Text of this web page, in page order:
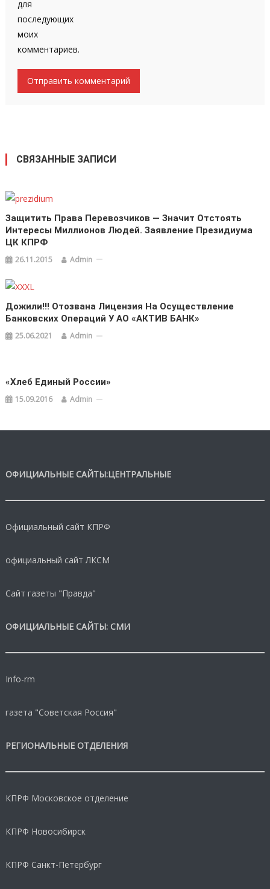
для
последующих
моих
комментариев.
СВЯЗАННЫЕ ЗАПИСИ
Защитить Права Перевозчиков — Значит Отстоять
Интересы Миллионов Людей. Заявление Президиума
ЦК КПРФ
26.11.2015 Admin
Дожили!!! Отозвана Лицензия На Осуществление
Банковских Операций У АО «АКТИВ БАНК»
25.06.2021 Admin
«Хлеб Единый России»
15.09.2016 Admin
ОФИЦИАЛЬНЫЕ САЙТЫ:ЦЕНТРАЛЬНЫЕ
Официальный сайт КПРФ
официальный сайт ЛКСМ
Сайт газеты "Правда"
ОФИЦИАЛЬНЫЕ САЙТЫ: СМИ
Info-rm
газета "Советская Россия"
РЕГИОНАЛЬНЫЕ ОТДЕЛЕНИЯ
КПРФ Московское отделение
КПРФ Новосибирск
КПРФ Санкт-Петербург